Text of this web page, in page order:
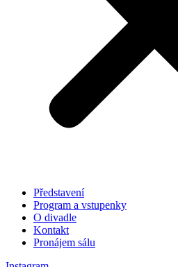
Představení
Program a vstupenky
O divadle
Kontakt
Pronájem sálu